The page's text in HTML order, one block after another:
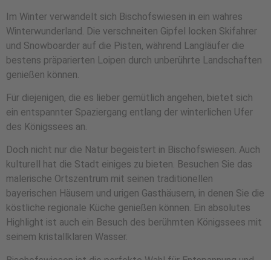
Im Winter verwandelt sich Bischofswiesen in ein wahres
Winterwunderland. Die verschneiten Gipfel locken Skifahrer
und Snowboarder auf die Pisten, während Langläufer die
bestens präparierten Loipen durch unberührte Landschaften
genießen können.
Für diejenigen, die es lieber gemütlich angehen, bietet sich
ein entspannter Spaziergang entlang der winterlichen Ufer
des Königssees an.
Doch nicht nur die Natur begeistert in Bischofswiesen. Auch
kulturell hat die Stadt einiges zu bieten. Besuchen Sie das
malerische Ortszentrum mit seinen traditionellen
bayerischen Häusern und urigen Gasthäusern, in denen Sie die
köstliche regionale Küche genießen können. Ein absolutes
Highlight ist auch ein Besuch des berühmten Königssees mit
seinem kristallklaren Wasser.